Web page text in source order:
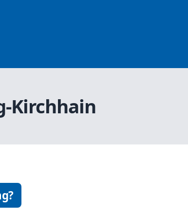
Kirchhain